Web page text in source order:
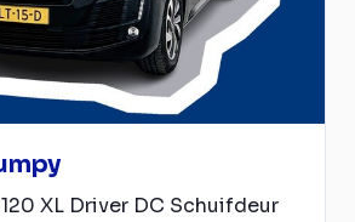
XL Driver DC Schuifdeur